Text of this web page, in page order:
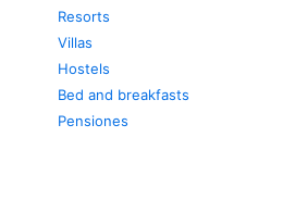
Resorts
Villas
Hostels
Bed and breakfasts
Pensiones